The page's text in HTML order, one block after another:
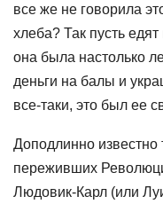
все же не говорила
хлеба? Так пусть
она была настолько
деньги на балы и
все-таки, это был ее
Доподлинно известно
переживших
Людовик-Карл (или